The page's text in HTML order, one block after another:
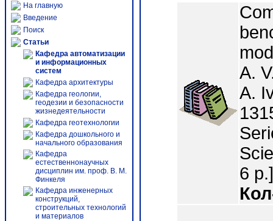
На главную
Введение
Поиск
Статьи
Кафедра автоматизации
и информационных
систем
Кафедра архитектуры
Кафедра геологии,
геодезии и безопасности
жизнедеятельности
Кафедра геотехнологии
Кафедра дошкольного и
начального образования
Кафедра
естественнонаучных
дисциплин им. проф. В. М.
Финкеля
Кафедра инженерных
конструкций,
строительных технологий
и материалов
A.
A.
6